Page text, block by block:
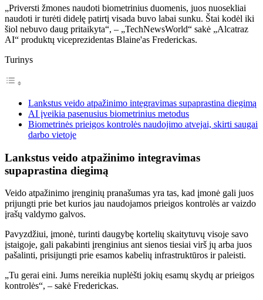
„Priversti žmones naudoti biometrinius duomenis, juos nuosekliai
naudoti ir turėti didelę patirtį visada buvo labai sunku. Štai kodėl iki
šiol nebuvo daug pritaikyta“, – „TechNewsWorld“ sakė „Alcatraz
AI“ produktų viceprezidentas Blaine'as Frederickas.
Turinys
Lankstus veido atpažinimo integravimas supaprastina diegimą
AI įveikia pasenusius biometrinius metodus
Biometrinės prieigos kontrolės naudojimo atvejai, skirti saugai
darbo vietoje
Lankstus veido atpažinimo integravimas
supaprastina diegimą
Veido atpažinimo įrenginių pranašumas yra tas, kad įmonė gali juos
prijungti prie bet kurios jau naudojamos prieigos kontrolės ar vaizdo
įrašų valdymo galvos.
Pavyzdžiui, įmonė, turinti daugybę kortelių skaitytuvų visoje savo
įstaigoje, gali pakabinti įrenginius ant sienos tiesiai virš jų arba juos
pašalinti, prisijungti prie esamos kabelių infrastruktūros ir paleisti.
„Tu gerai eini. Jums nereikia nuplėšti jokių esamų skydų ar prieigos
kontrolės“, – sakė Frederickas.